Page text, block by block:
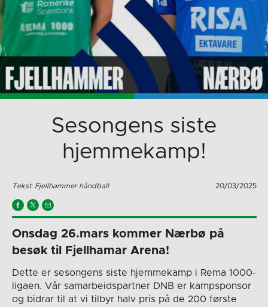
Sesongens siste
hjemmekamp!
Tekst: Fjellhammer håndball 20/03/2025
Onsdag 26.mars kommer Nærbø på
besøk til Fjellhamar Arena!
Dette er sesongens siste hjemmekamp i Rema 1000-
ligaen. Vår samarbeidspartner DNB er kampsponsor
og bidrar til at vi tilbyr halv pris på de 200 første